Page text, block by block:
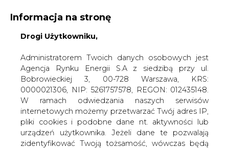
KONTAKT:
WYDAWCA PORTALU:
WYSOKI KONTRAST WIELKOŚĆ TEKSTU A A
ZALOGUJ SIĘ
Informacja na stronę
Drogi Użytkowniku,
Administratorem Twoich danych osobowych jest
Agencja Rynku Energii S.A z siedzibą przy ul.
Bobrowieckiej 3, 00-728 Warszawa, KRS:
0000021306, NIP: 5261757578, REGON: 012435148.
W ramach odwiedzania naszych serwisów
internetowych możemy przetwarzać Twój adres IP,
pliki cookies i podobne dane nt. aktywności lub
urządzeń użytkownika. Jeżeli dane te pozwalają
zidentyfikować Twoją tożsamość, wówczas będą